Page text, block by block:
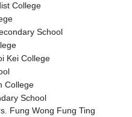
College
School
Kei College
College
School
Fung Wong Fung Ting